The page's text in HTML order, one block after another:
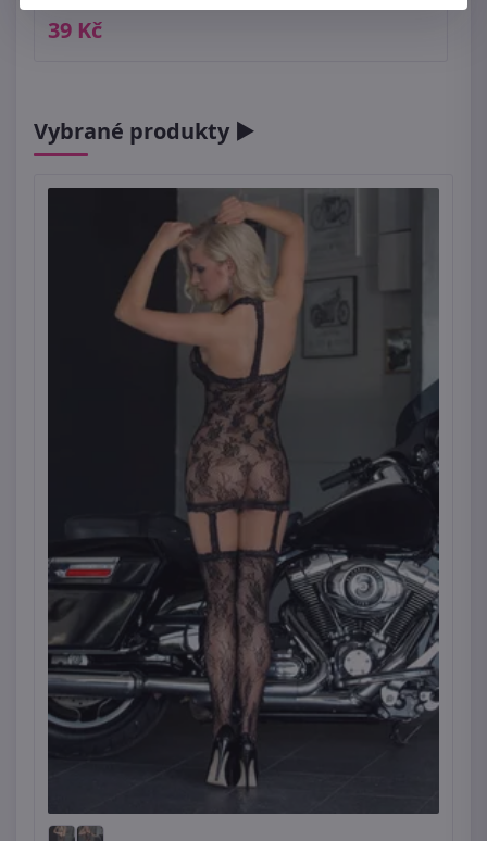
39 Kč
Vybrané produkty ►